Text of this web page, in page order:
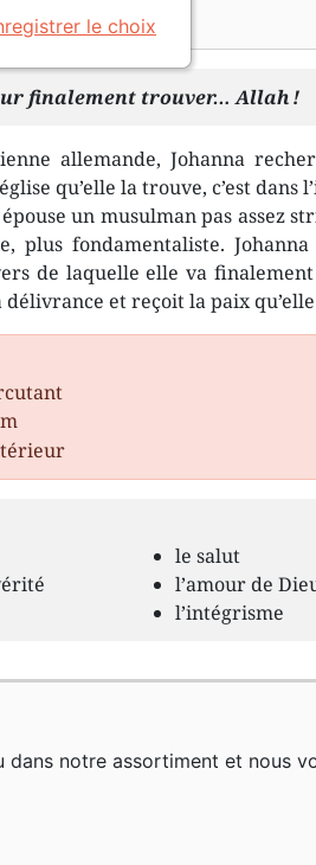
finalement trouver… Allah !
allemande, Johanna
qu’elle la trouve, c’est dans
un musulman pas assez
plus fondamentaliste.
de laquelle elle va
et reçoit la paix
le salut
l’amour de
l’intégrisme
dans notre assortiment et nous
le choix